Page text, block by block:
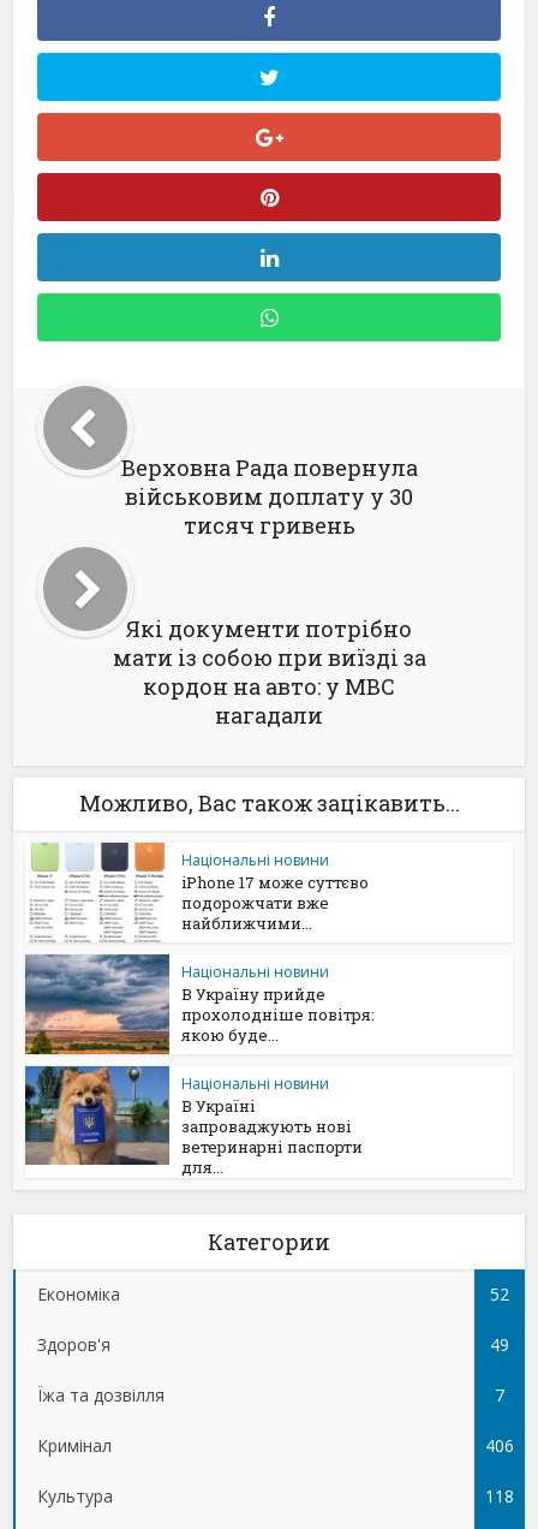
Верховна Рада повернула
військовим доплату у 30
тисяч гривень
Які документи потрібно
мати із собою при виїзді за
кордон на авто: у МВС
нагадали
Можливо, Вас також зацікавить...
Національні новини
iPhone 17 може суттєво
подорожчати вже
найближчими...
Національні новини
В Україну прийде
прохолодніше повітря:
якою буде...
Національні новини
В Україні
запроваджують нові
ветеринарні паспорти
для...
Категории
Економіка 52
Здоров'я 49
Їжа та дозвілля 7
Кримінал 406
Культура 118